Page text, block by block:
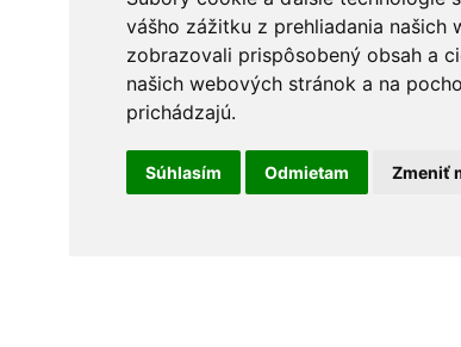
vášho zážitku z prehliadania našich
zobrazovali prispôsobený obsah a
našich webových stránok a na
prichádzajú.
Súhlasím Odmietam Zmeniť